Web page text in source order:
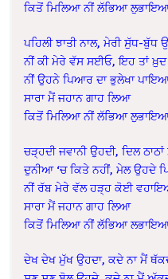
ਕਿਤੋਂ ਮਿਲਿਆ ਨੀਂ ਲੱਭਿਆ
ਪਹਿਲੀ ਝਾਤੀ ਨਾਲ, ਮੇਰੀ ਸੁੱਧ-
ਨੀਂ ਕੀ ਮੇਰੇ ਵੱਸ ਸਈਓ, ਇਹ ਤਾਂ
ਨੀਂ ਉਹਨੇ ਪਿਆਰ ਦਾ ਭੁਲੇਖਾ
ਸਾਰਾ ਮੈਂ ਜਹਾਨ ਗਾਹ ਲਿਆ
ਕਿਤੋਂ ਮਿਲਿਆ ਨੀਂ ਲੱਭਿਆ
ਚੜ੍ਹਦੀ ਜਵਾਨੀ ਉਹਦੀ, ਦਿਲ ਠਾਠਾਂ
ਦੁਨੀਆ ‘ਚ ਕਿਤੇ ਨਹੀਂ, ਮੇਲ ਉਹਦੇ
ਨੀਂ ਰੱਬ ਮੇਰੇ ਵੱਲ ਹੜ੍ਹ ਕੋਈ
ਸਾਰਾ ਮੈਂ ਜਹਾਨ ਗਾਹ ਲਿਆ
ਕਿਤੋਂ ਮਿਲਿਆ ਨੀਂ ਲੱਭਿਆ
ਦੇਖ ਦੇਖ ਮੁੱਖ ਉਹਦਾ, ਕਦੇ ਨਾ ਮੈਂ